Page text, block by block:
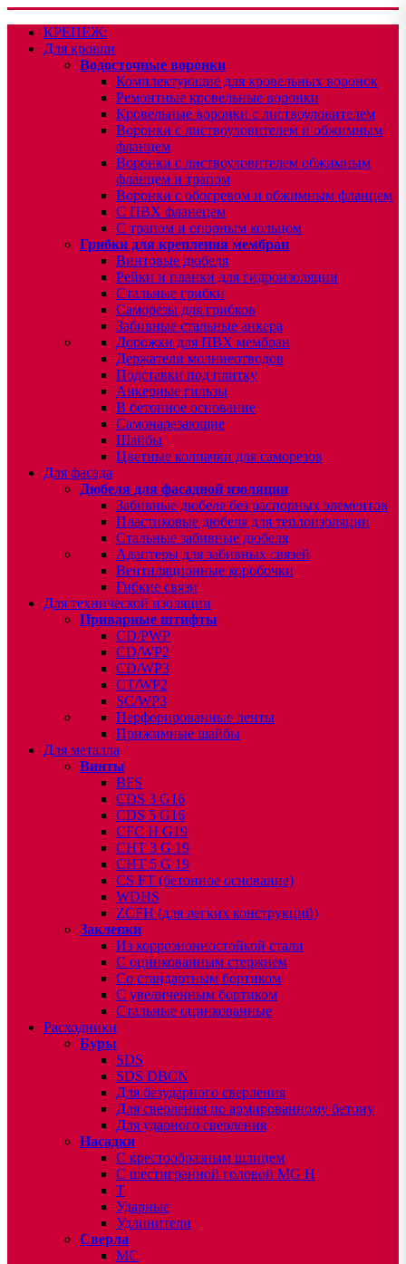
КРЕПЕЖ:
Для кровли
Водосточные воронки
Комплектующие для кровельных воронок
Ремонтные кровельные воронки
Кровельные воронки с листвоуловителем
Воронки с листвоуловителем и обжимным
фланцем
Воронки с листвоуловителем обжимным
фланцем и трапом
Воронки с обогревом и обжимным фланцем
С ПВХ фланецем
С трапом и опорным кольцом
Грибки для крепления мембран
Винтовые дюбеля
Рейки и планки для гидроизоляции
Стальные грибки
Саморезы для грибков
Забивные стальные анкера
Дорожки для ПВХ мембран
Держатели молниеотводов
Подставки под плитку
Анкерные гильзы
В бетонное основание
Самонарезающие
Шайбы
Цветные колпачки для саморезов
Для фасада
Дюбеля для фасадной изоляции
Забивные дюбеля без распорных элементов
Пластиковые дюбеля для теплоизоляции
Стальные забивные дюбеля
Адаптеры для забивных связей
Вентиляционные коробочки
Гибкие связи
Для технической изоляции
Приварные штифты
CD/PWP
CD/WP2
CD/WP3
CT/WP2
SC/WP3
Перфорированные ленты
Прижимные шайбы
Для металла
Винты
BFS
CDS 3 G16
CDS 5 G16
CFC H G19
CHT 3 G 19
CHT 5 G 19
CS FT (бетонное основание)
WDHS
ZCFH (для легких конструкций)
Заклепки
Из коррозионностойкой стали
С оцинкованным стержнем
Со стандартным бортиком
С увеличенным бортиком
Стальные оцинкованные
Расходники
Буры
SDS
SDS DBCN
Для безударного сверления
Для сверления по армированному бетону
Для ударного сверления
Насадки
С крестообразным шлицем
С шестигранной головой MG H
T
Ударные
Удлинители
Сверла
МС